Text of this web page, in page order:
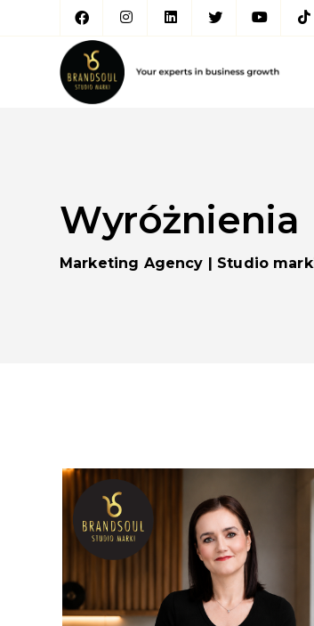
Wyróżnienia
Marketing Agency | Studio